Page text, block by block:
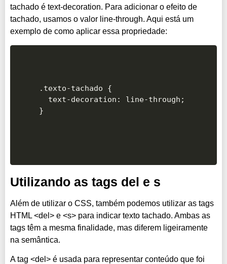
tachado é text-decoration. Para adicionar o efeito de
tachado, usamos o valor line-through. Aqui está um
exemplo de como aplicar essa propriedade:
.texto-tachado {
  text-decoration: line-through;
Utilizando as tags del e s
Além de utilizar o CSS, também podemos utilizar as tags
HTML <del> e <s> para indicar texto tachado. Ambas as
tags têm a mesma finalidade, mas diferem ligeiramente
na semântica.
A tag <del> é usada para representar conteúdo que foi